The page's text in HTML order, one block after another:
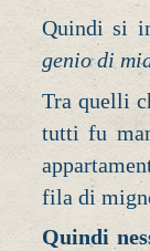
Quindi si
genio di
Tra quelli
tutti fu
fila di
Quindi